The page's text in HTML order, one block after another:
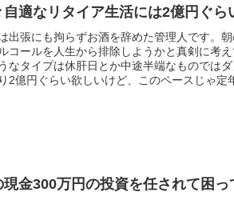
自適なリタイア生活には2億円ぐら
出張にも拘らずお酒を辞めた管理人です。
コールを人生から排除しようかと真剣に考
なタイプは休肝日とか中途半端なものでは
2億円ぐらい欲しいけど、このペースじゃ定
現金300万円の投資を任されて困っ